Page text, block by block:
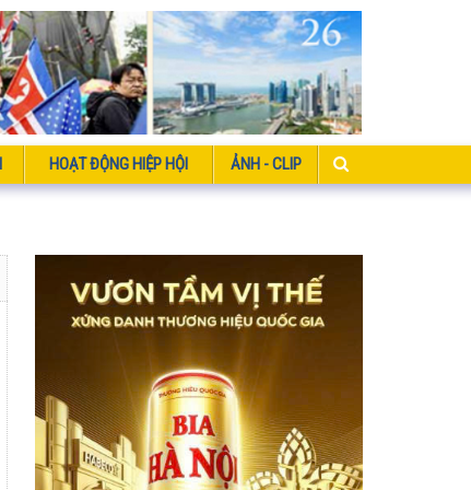
HOẠT ĐỘNG HIỆP HỘI ẢNH - CLIP